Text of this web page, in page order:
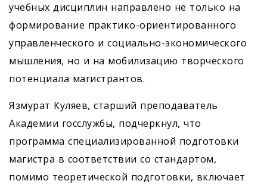
учебных дисциплин направлено не только на
формирование практико-ориентированного
управленческого и социально-экономического
мышления, но и на мобилизацию творческого
потенциала магистрантов.
Язмурат Куляев, старший преподаватель
Академии госслужбы, подчеркнул, что
программа специализированной подготовки
магистра в соответствии со стандартом,
помимо теоретической подготовки, включает